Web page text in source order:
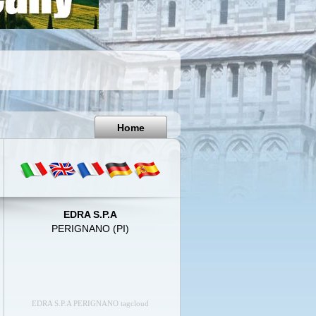
Italy
Home
EDRA S.P.A
PERIGNANO (PI)
EDRA S.P.A PERIGNANO tagcloud